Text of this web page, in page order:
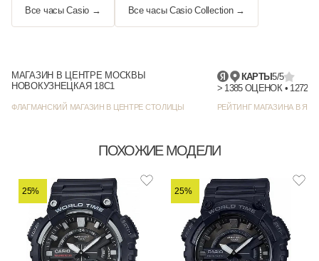
Все часы Casio → Все часы Casio Collection →
МАГАЗИН В ЦЕНТРЕ МОСКВЫ
НОВОКУЗНЕЦКАЯ 18С1
ФЛАГМАНСКИЙ МАГАЗИН В ЦЕНТРЕ СТОЛИЦЫ
КАРТЫ5/5
РЕЙТИНГ МАГАЗИНА В
ПОХОЖИЕ МОДЕЛИ
25% 25%